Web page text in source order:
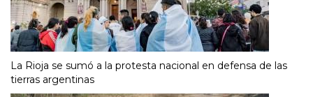
La Rioja se sumó a la protesta nacional en defensa de las
tierras argentinas